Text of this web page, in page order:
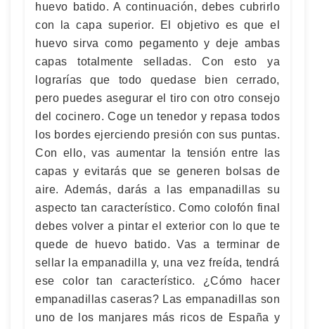
huevo batido. A continuación, debes cubrirlo
con la capa superior. El objetivo es que el
huevo sirva como pegamento y deje ambas
capas totalmente selladas. Con esto ya
lograrías que todo quedase bien cerrado,
pero puedes asegurar el tiro con otro consejo
del cocinero. Coge un tenedor y repasa todos
los bordes ejerciendo presión con sus puntas.
Con ello, vas aumentar la tensión entre las
capas y evitarás que se generen bolsas de
aire. Además, darás a las empanadillas su
aspecto tan característico. Como colofón final
debes volver a pintar el exterior con lo que te
quede de huevo batido. Vas a terminar de
sellar la empanadilla y, una vez freída, tendrá
ese color tan característico. ¿Cómo hacer
empanadillas caseras? Las empanadillas son
uno de los manjares más ricos de España y